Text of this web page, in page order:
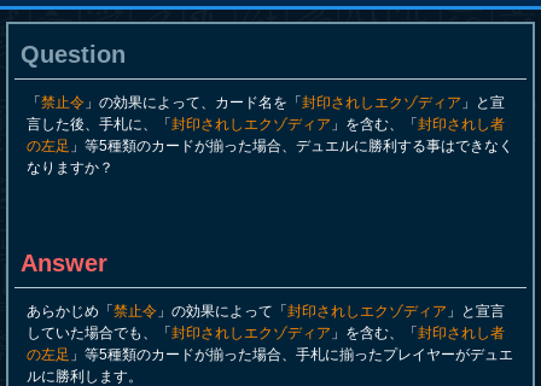
Question
「 禁止令 」の効果によって、カード名を「 封印されしエクゾディア 」と宣
言した後、手札に、「 封印されしエクゾディア 」を含む、「 封印されし者
の左足 」等5種類のカードが揃った場合、デュエルに勝利する事はできなく
なりますか？
Answer
あらかじめ「 禁止令 」の効果によって「 封印されしエクゾディア 」と宣言
していた場合でも、「 封印されしエクゾディア 」を含む、「 封印されし者
の左足 」等5種類のカードが揃った場合、手札に揃ったプレイヤーがデュエ
ルに勝利します。